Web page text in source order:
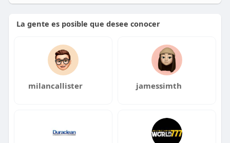
La gente es posible que desee conocer
milancallister jamessimth